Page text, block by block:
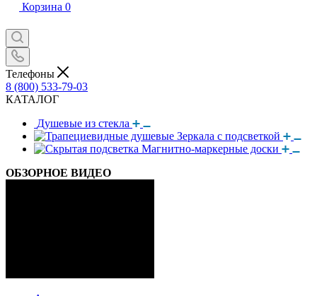
Корзина 0
Телефоны
8 (800) 533-79-03
КАТАЛОГ
Душевые из стекла
Зеркала с подсветкой
Магнитно-маркерные доски
ОБЗОРНОЕ ВИДЕО